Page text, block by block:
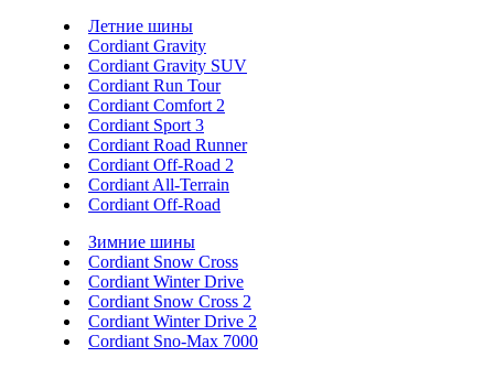
Летние шины
Cordiant Gravity
Cordiant Gravity SUV
Cordiant Run Tour
Cordiant Comfort 2
Cordiant Sport 3
Cordiant Road Runner
Cordiant Off-Road 2
Cordiant All-Terrain
Cordiant Off-Road
Зимние шины
Cordiant Snow Cross
Cordiant Winter Drive
Cordiant Snow Cross 2
Cordiant Winter Drive 2
Cordiant Sno-Max 7000